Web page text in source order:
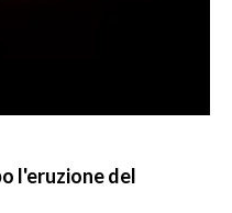
l'eruzione del